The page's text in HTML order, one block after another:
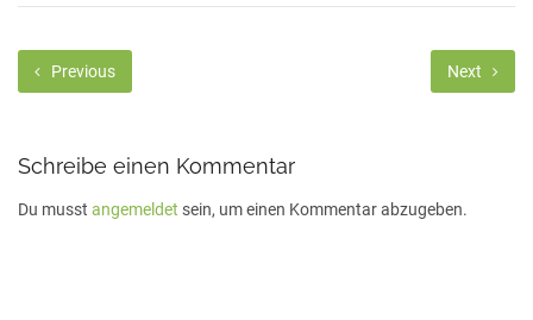
Previous Next
Schreibe einen Kommentar
Du musst angemeldet sein, um einen Kommentar abzugeben.